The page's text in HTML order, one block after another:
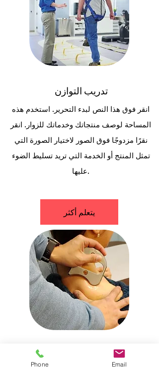
تدريب التوازن
انقر فوق هذا النص لبدء التحرير. استخدم هذه
المساحة لوصف منتجاتك وخدماتك للزوار. انقر
نقرًا مزدوجًا فوق الصور لاختيار الصورة التي
تمثل المنتج أو الخدمة التي تريد تسليط الضوء
عليها.
يتعلم أكثر
تحريك الأنسجة الرخوة بمساعدة
Phone Email